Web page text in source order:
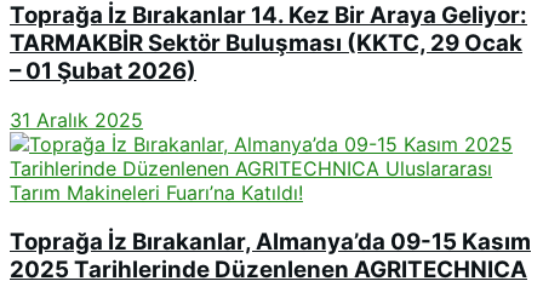
Toprağa İz Bırakanlar 14. Kez Bir Araya Geliyor:
TARMAKBİR Sektör Buluşması (KKTC, 29 Ocak
– 01 Şubat 2026)
31 Aralık 2025
Toprağa İz Bırakanlar, Almanya’da 09-15 Kasım
2025 Tarihlerinde Düzenlenen AGRITECHNICA